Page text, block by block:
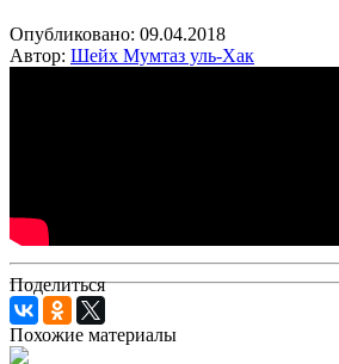
Опубликовано: 09.04.2018
Автор: Шейх Мумтаз уль-Хак
Поделиться
Похожие материалы